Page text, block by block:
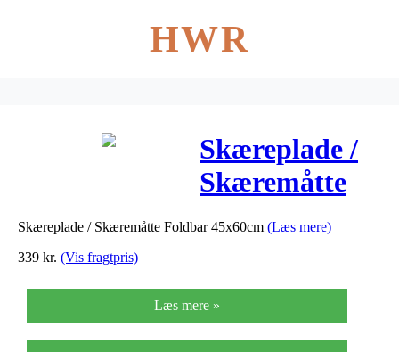
HWR
Skæreplade /
Skæremåtte
Foldbar
Skæreplade / Skæremåtte Foldbar 45x60cm (Læs mere)
339 kr. (Vis fragtpris)
Læs mere »